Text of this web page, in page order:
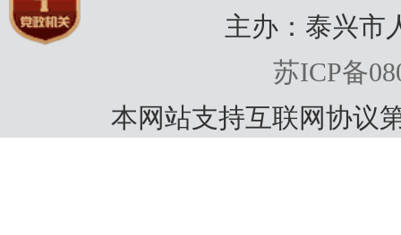
主办：泰兴市
苏ICP备
本网站支持互联网协